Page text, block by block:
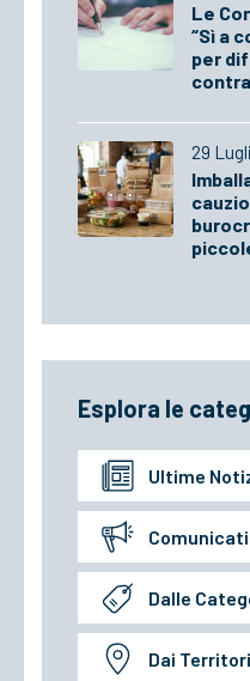
Le
“Sì a
per
29
Esplora le
Ultime
Dalle
Dai Territori